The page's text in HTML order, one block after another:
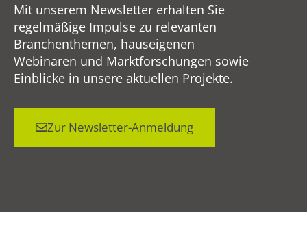
Mit unserem Newsletter erhalten Sie
regelmäßige Impulse zu relevanten
Branchenthemen, hauseigenen
Webinaren und Marktforschungen sowie
Einblicke in unsere aktuellen Projekte.
Zur Newsletter-Anmeldung